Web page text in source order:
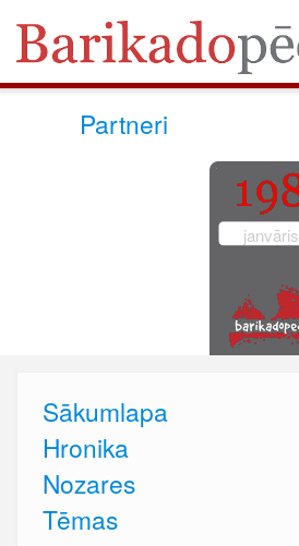
Partneri
janvāris
Sākumlapa
Hronika
Nozares
Tēmas